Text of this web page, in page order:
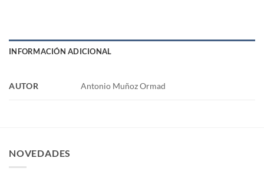
INFORMACIÓN ADICIONAL
AUTOR Antonio Muñoz Ormad
NOVEDADES